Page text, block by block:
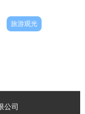
旅游观光
公司